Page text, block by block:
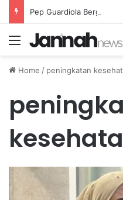
Menu
Home / peningkatan